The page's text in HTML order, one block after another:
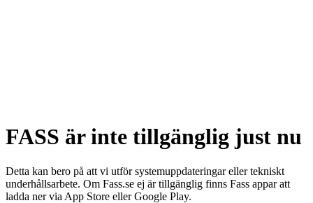
FASS är inte tillgänglig just nu
Detta kan bero på att vi utför systemuppdateringar eller tekniskt
underhållsarbete. Om Fass.se ej är tillgänglig finns Fass appar att
ladda ner via App Store eller Google Play.